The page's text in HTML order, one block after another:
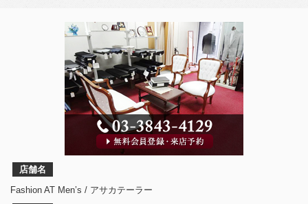
店舗名
Fashion AT Men’s / アサカテーラー